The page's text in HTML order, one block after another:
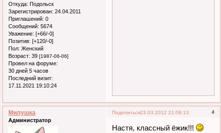
Откуда: Подольск
Зарегистрирован: 24.04.2011
Приглашений: 0
Сообщений: 5674
Уважение: [+66/-0]
Позитив: [+120/-0]
Пол: Женский
Возраст: 39 [1987-06-06]
Провел на форуме:
30 дней 5 часов
Последний визит:
17.11.2021 19:10:24
Поделиться 4
23.03.2012 21:09:13
Милушка
Администратор
Настя, классный ёжик!!!